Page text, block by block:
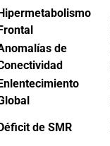
de
de SMR